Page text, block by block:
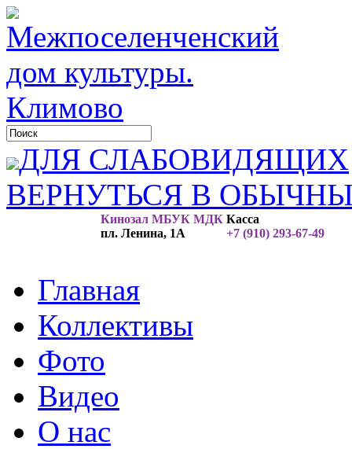
ДЛЯ СЛАБОВИДЯЩИХ
ВЕРНУТЬСЯ В
Кинозал МБУК МДК
пл. Ленина, 1А
Касса
+7 (910) 293-67-49
Главная
Коллективы
Фото
Видео
О нас